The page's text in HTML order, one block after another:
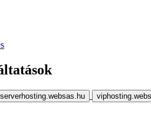
serverhosting.websas.hu